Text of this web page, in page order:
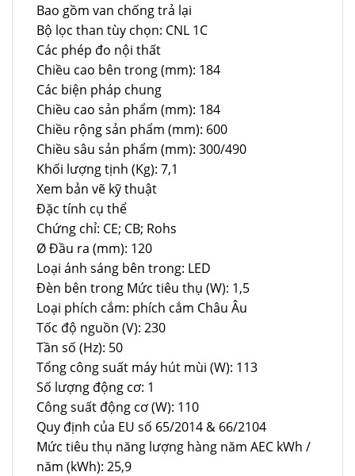
Bao gồm van chống trả lại
Bộ lọc than tùy chọn: CNL 1C
Các phép đo nội thất
Chiều cao bên trong (mm): 184
Các biện pháp chung
Chiều cao sản phẩm (mm): 184
Chiều rộng sản phẩm (mm): 600
Chiều sâu sản phẩm (mm): 300/490
Khối lượng tịnh (Kg): 7,1
Xem bản vẽ kỹ thuật
Đặc tính cụ thể
Chứng chỉ: CE; CB; Rohs
Ø Đầu ra (mm): 120
Loại ánh sáng bên trong: LED
Đèn bên trong Mức tiêu thụ (W): 1,5
Loại phích cắm: phích cắm Châu Âu
Tốc độ nguồn (V): 230
Tần số (Hz): 50
Tổng công suất máy hút mùi (W): 113
Số lượng động cơ: 1
Công suất động cơ (W): 110
Quy định của EU số 65/2014 & 66/2104
Mức tiêu thụ năng lượng hàng năm AEC kWh /
năm (kWh): 25,9